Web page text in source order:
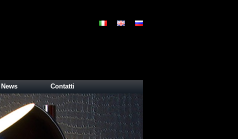
News Contatti